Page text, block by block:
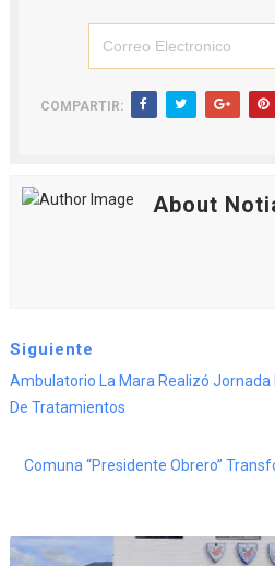
COMPARTIR:
About
Siguiente
Ambulatorio La Mara Realizó
De Tratamientos
Comuna “Presidente Obrero”